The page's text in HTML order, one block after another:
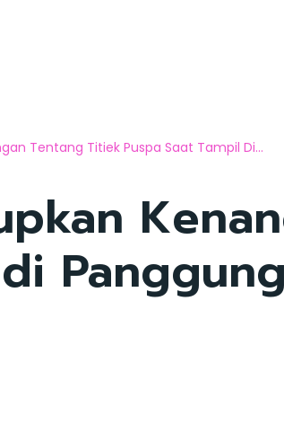
Tentang Titiek Puspa Saat Tampil Di...